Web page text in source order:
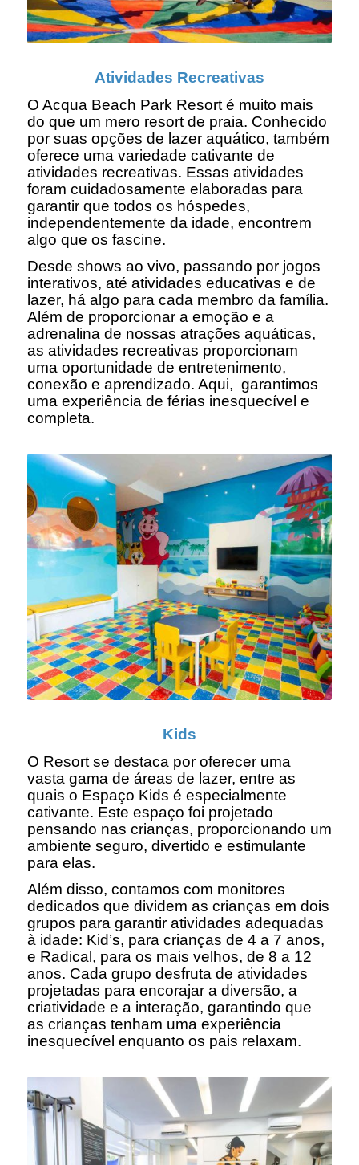
Atividades Recreativas
O Acqua Beach Park Resort é muito mais
do que um mero resort de praia. Conhecido
por suas opções de lazer aquático, também
oferece uma variedade cativante de
atividades recreativas. Essas atividades
foram cuidadosamente elaboradas para
garantir que todos os hóspedes,
independentemente da idade, encontrem
algo que os fascine.
Desde shows ao vivo, passando por jogos
interativos, até atividades educativas e de
lazer, há algo para cada membro da família.
Além de proporcionar a emoção e a
adrenalina de nossas atrações aquáticas,
as atividades recreativas proporcionam
uma oportunidade de entretenimento,
conexão e aprendizado. Aqui, garantimos
uma experiência de férias inesquecível e
completa.
Kids
O Resort se destaca por oferecer uma
vasta gama de áreas de lazer, entre as
quais o Espaço Kids é especialmente
cativante. Este espaço foi projetado
pensando nas crianças, proporcionando um
ambiente seguro, divertido e estimulante
para elas.
Além disso, contamos com monitores
dedicados que dividem as crianças em dois
grupos para garantir atividades adequadas
à idade: Kid’s, para crianças de 4 a 7 anos,
e Radical, para os mais velhos, de 8 a 12
anos. Cada grupo desfruta de atividades
projetadas para encorajar a diversão, a
criatividade e a interação, garantindo que
as crianças tenham uma experiência
inesquecível enquanto os pais relaxam.